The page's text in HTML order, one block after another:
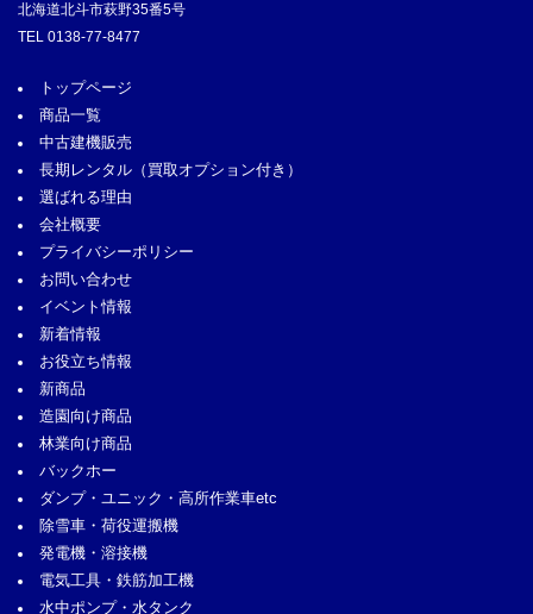
北海道北斗市萩野35番5号
TEL 0138-77-8477
トップページ
商品一覧
中古建機販売
長期レンタル（買取オプション付き）
選ばれる理由
会社概要
プライバシーポリシー
お問い合わせ
イベント情報
新着情報
お役立ち情報
新商品
造園向け商品
林業向け商品
バックホー
ダンプ・ユニック・高所作業車etc
除雪車・荷役運搬機
発電機・溶接機
電気工具・鉄筋加工機
水中ポンプ・水タンク